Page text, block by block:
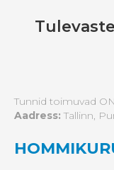
Tunnid toimuvad
Aadress: Tallinn,